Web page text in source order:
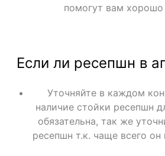
помогут вам хорошо
Если ли ресепшн в
Уточняйте в каждом
наличие стойки ресепшн
обязательна, так же
ресепшн т.к. чаще всего он